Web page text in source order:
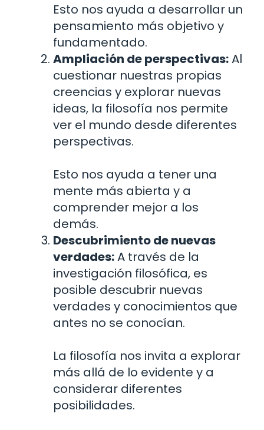
Esto nos ayuda a desarrollar un
pensamiento más objetivo y
fundamentado.
Ampliación de perspectivas:Al
cuestionar nuestras propias
creencias y explorar nuevas
ideas, la filosofía nos permite
ver el mundo desde diferentes
perspectivas.
Esto nos ayuda a tener una
mente más abierta y a
comprender mejor a los
demás.
Descubrimiento de nuevas
verdades:A través de la
investigación filosófica, es
posible descubrir nuevas
verdades y conocimientos que
antes no se conocían.
La filosofía nos invita a explorar
más allá de lo evidente y a
considerar diferentes
posibilidades.